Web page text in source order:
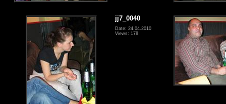
jj7_0040
Date: 24.04.2010
Views: 178